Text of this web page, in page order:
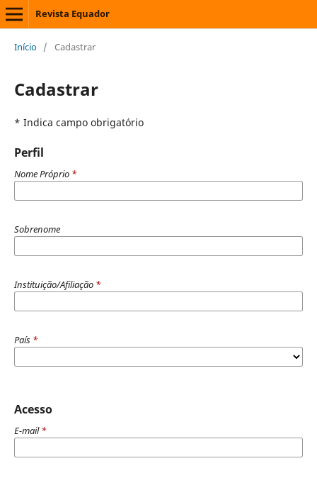
Revista Equador
Início / Cadastrar
Cadastrar
* Indica campo obrigatório
Perfil
Nome Próprio *
Sobrenome
Instituição/Afiliação *
País *
Acesso
E-mail*